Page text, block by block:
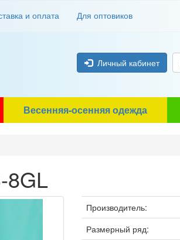
и оплата Для оптовиков
Личный кабинет
Весенняя-осенняя одежда
8GL
Производитель:
Размерный ряд: